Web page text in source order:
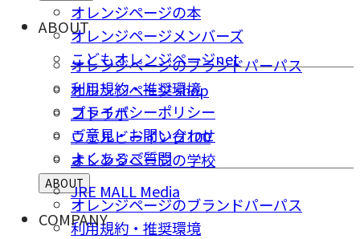
オレンジページの本
オレンジページメンバーズ
こどもオレンジページnet
オレンジページ shop
コトラボ
ウェルビーイング100
オレンジページの学校
JRE MALL Media
ABOUT
オレンジページのブランドパーパス
利用規約・推奨環境
プライバシーポリシー
ご意⾒・お問い合わせ
よくあるご質問
ABOUT
オレンジページのブランドパーパス
利用規約・推奨環境
COMPANY